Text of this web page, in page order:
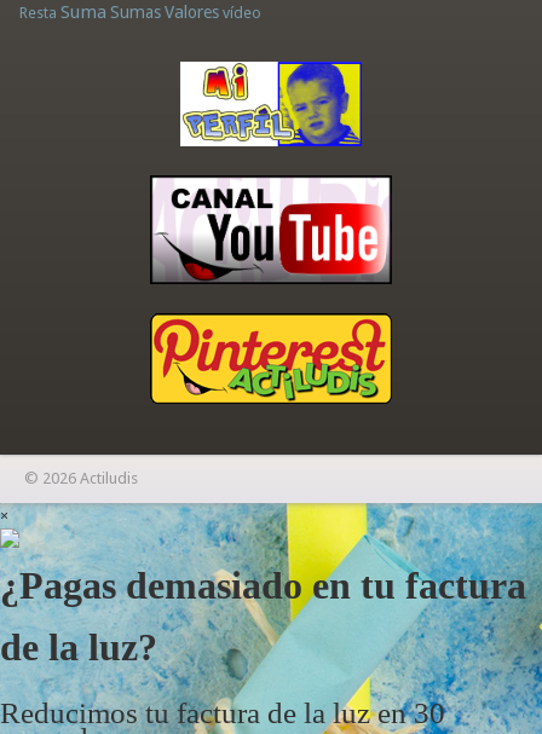
Resta Suma Sumas Valores vídeo
© 2026 Actiludis
×
¿Pagas demasiado en tu factura
de la luz?
Reducimos tu factura de la luz en 30